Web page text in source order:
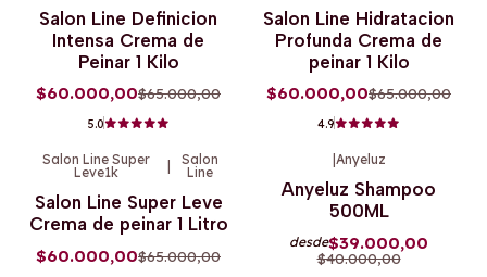
Salon Line Definicion
Intensa Crema de
Peinar 1 Kilo
$60.000,00$65.000,00
5.0
Salon Line Hidratacion
Profunda Crema de
peinar 1 Kilo
$60.000,00$65.000,00
4.9
OFF
Agotado
Salon Line Super
Leve1k
Salon
Line
Salon Line Super Leve
Crema de peinar 1 Litro
$60.000,00$65.000,00
Anyeluz
Anyeluz Shampoo
500ML
desde$39.000,00
$40.000,00